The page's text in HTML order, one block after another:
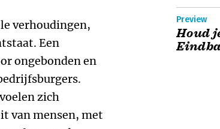
verhoudingen,
Een
ongebonden en
zich
van mensen, met
Preview
Houd